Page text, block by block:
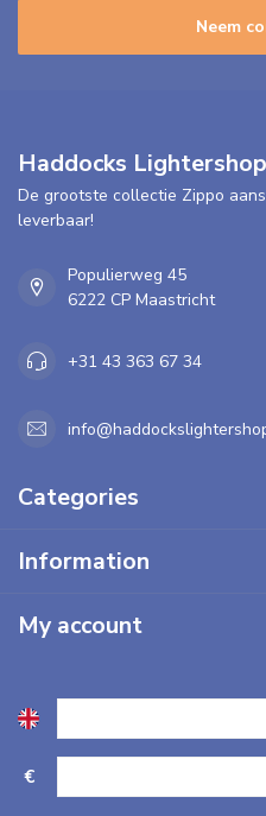
Neem
Haddocks Lightershop
De grootste collectie Zippo
leverbaar!
Populierweg 45
6222 CP Maastricht
+31 43 363 67 34
Categories
Information
My account
€